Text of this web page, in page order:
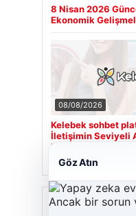
8 Nisan 2026
Ekonomik
08/08/2026
Kelebek sohbet
İletişimin Seviyeli
Deneyimi
Son Eklenen
Göz Atın